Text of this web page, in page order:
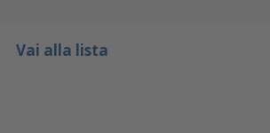
Vai alla lista